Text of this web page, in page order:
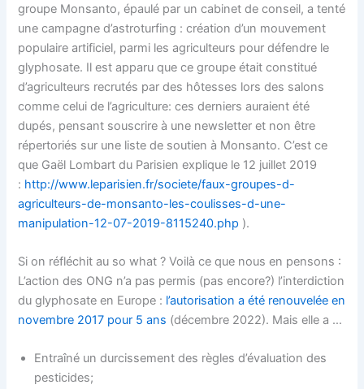
groupe Monsanto, épaulé par un cabinet de conseil, a tenté
une campagne d’astroturfing : création d’un mouvement
populaire artificiel, parmi les agriculteurs pour défendre le
glyphosate. Il est apparu que ce groupe était constitué
d’agriculteurs recrutés par des hôtesses lors des salons
comme celui de l’agriculture: ces derniers auraient été
dupés, pensant souscrire à une newsletter et non être
répertoriés sur une liste de soutien à Monsanto. C’est ce
que Gaël Lombart du Parisien explique le 12 juillet 2019
: http://www.leparisien.fr/societe/faux-groupes-d-
agriculteurs-de-monsanto-les-coulisses-d-une-
manipulation-12-07-2019-8115240.php ).
Si on réfléchit au so what ? Voilà ce que nous en pensons :
L’action des ONG n’a pas permis (pas encore?) l’interdiction
du glyphosate en Europe : l’autorisation a été renouvelée en
novembre 2017 pour 5 ans (décembre 2022). Mais elle a …
Entraîné un durcissement des règles d’évaluation des
pesticides;